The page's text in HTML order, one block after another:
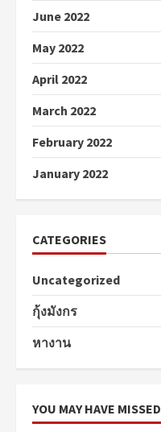
June 2022
May 2022
April 2022
March 2022
February 2022
January 2022
CATEGORIES
Uncategorized
กุ้งมังกร
หางาน
YOU MAY HAVE MISSED